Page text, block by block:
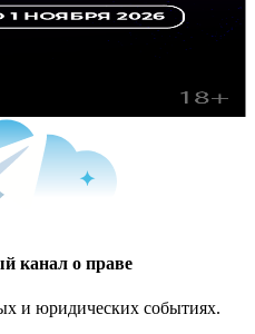
канал о праве
и юридических событиях.